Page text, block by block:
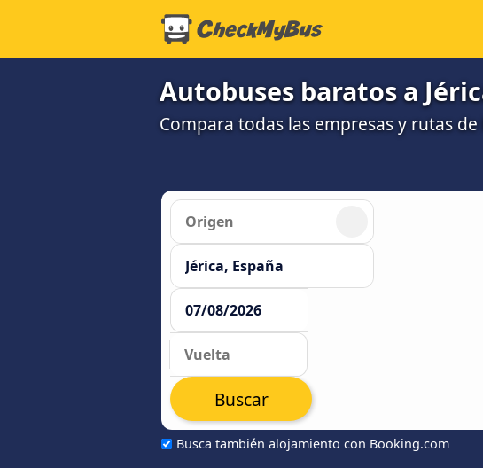
Autobuses baratos a
Compara todas las empresas y rutas de
Busca también alojamiento con Booking.com
Buscar